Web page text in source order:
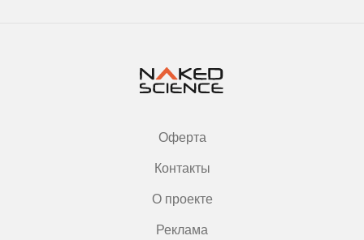
Оферта
Контакты
О проекте
Реклама